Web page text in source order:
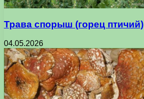
Трава спорыш (горец птичий)
04.05.2026